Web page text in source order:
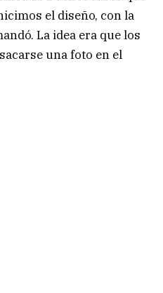
el diseño, con la
La idea era que los
una foto en el